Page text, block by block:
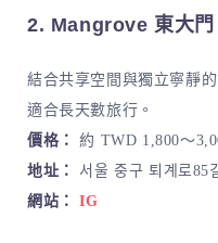
2. Mangrove 東大門
結合共享空間與獨立寧靜
適合長天數旅行。
價格：
約 TWD 1,800～
地址：
서울 중구 퇴계로85
網站：
IG